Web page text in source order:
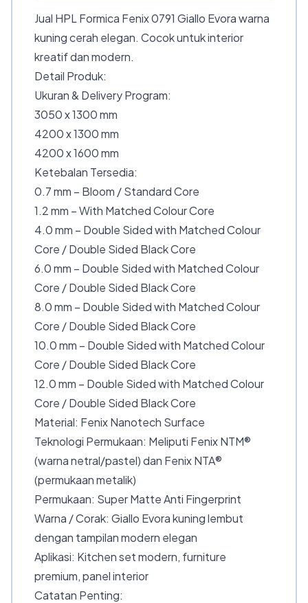
Jual HPL Formica Fenix 0791 Giallo Evora warna
kuning cerah elegan. Cocok untuk interior
kreatif dan modern.
Detail Produk:
Ukuran & Delivery Program:
3050 x 1300 mm
4200 x 1300 mm
4200 x 1600 mm
Ketebalan Tersedia:
0.7 mm – Bloom / Standard Core
1.2 mm – With Matched Colour Core
4.0 mm – Double Sided with Matched Colour
Core / Double Sided Black Core
6.0 mm – Double Sided with Matched Colour
Core / Double Sided Black Core
8.0 mm – Double Sided with Matched Colour
Core / Double Sided Black Core
10.0 mm – Double Sided with Matched Colour
Core / Double Sided Black Core
12.0 mm – Double Sided with Matched Colour
Core / Double Sided Black Core
Material: Fenix Nanotech Surface
Teknologi Permukaan: Meliputi Fenix NTM®
(warna netral/pastel) dan Fenix NTA®
(permukaan metalik)
Permukaan: Super Matte Anti Fingerprint
Warna / Corak: Giallo Evora kuning lembut
dengan tampilan modern elegan
Aplikasi: Kitchen set modern, furniture
premium, panel interior
Catatan Penting: